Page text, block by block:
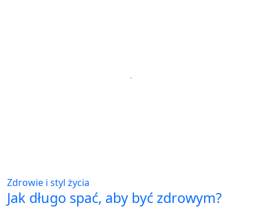
Zdrowie i styl życia
Jak długo spać, aby być zdrowym?